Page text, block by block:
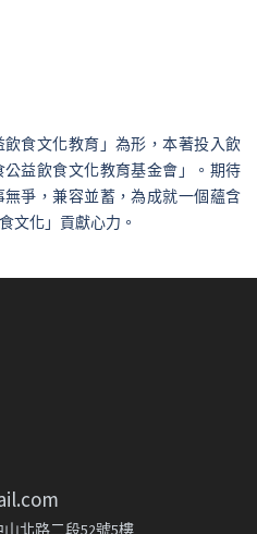
食文化教育」為形，本著投入飲
益飲食文化教育基金會」。期待
爭，兼容並蓄，為成就一個蘊含
文化」貢獻心力。
北路二段52號5樓